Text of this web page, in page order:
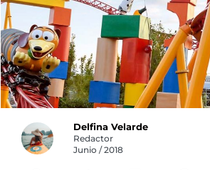
Delfina Velarde
Redactor
Junio / 2018